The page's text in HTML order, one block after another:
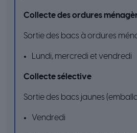
Collecte des ordures
Sortie des bacs à ordures
Lundi, mercredi et vendredi
Collecte sélective
Sortie des bacs jaunes
Vendredi